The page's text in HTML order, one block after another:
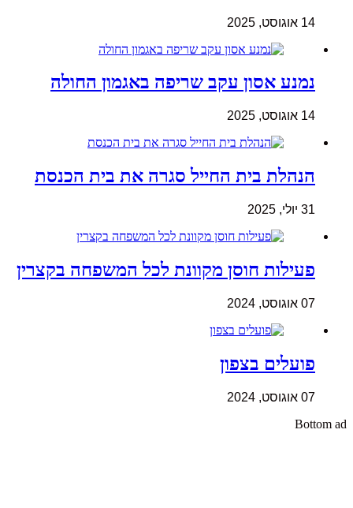
14 אוגוסט, 2025
נמנע אסון עקב שריפה באגמון החולה
14 אוגוסט, 2025
הנהלת בית החייל סגרה את בית הכנסת
31 יולי, 2025
פעילות חוסן מקוונת לכל המשפחה בקצרין
07 אוגוסט, 2024
פועלים בצפון
07 אוגוסט, 2024
Bottom ad